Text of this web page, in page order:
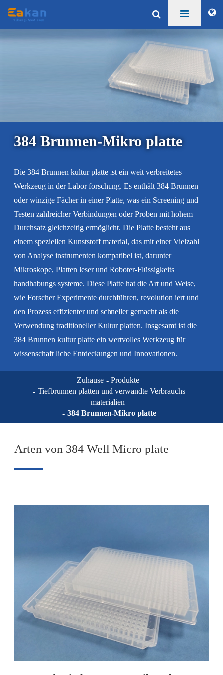
384 Brunnen-Mikro platte
Die 384 Brunnen kultur platte ist ein weit verbreitetes
Werkzeug in der Labor forschung. Es enthält 384 Brunnen
oder winzige Fächer in einer Platte, was ein Screening und
Testen zahlreicher Verbindungen oder Proben mit hohem
Durchsatz gleichzeitig ermöglicht. Die Platte besteht aus
einem speziellen Kunststoff material, das mit einer Vielzahl
von Analyse instrumenten kompatibel ist, darunter
Mikroskope, Platten leser und Roboter-Flüssigkeits
handhabungs systeme. Diese Platte hat die Art und Weise,
wie Forscher Experimente durchführen, revolution iert und
den Prozess effizienter und schneller gemacht als die
Verwendung traditioneller Kultur platten. Insgesamt ist die
384 Brunnen kultur platte ein wertvolles Werkzeug für
wissenschaft liche Entdeckungen und Innovationen.
Zuhause
Produkte
Tiefbrunnen platten und verwandte Verbrauchs
materialien
384 Brunnen-Mikro platte
Arten von 384 Well Micro plate